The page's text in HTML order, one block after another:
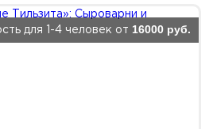
для 1-4 человек от 16000 руб.